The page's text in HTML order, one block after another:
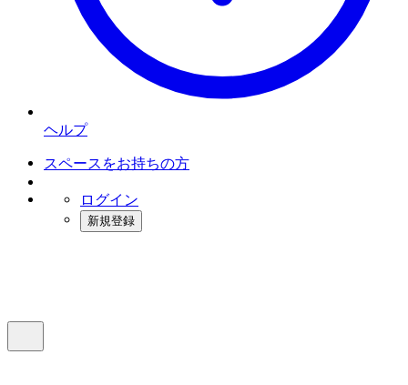
ヘルプ
スペースをお持ちの方
ログイン
新規登録